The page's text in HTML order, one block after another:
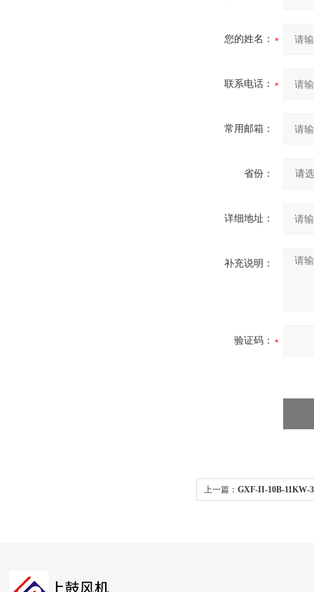
您的姓名：
联系电话：
常用邮箱：
省份：
详细地址：
补充说明：
验证码：
上一篇： GXF-II-10B-11KW-